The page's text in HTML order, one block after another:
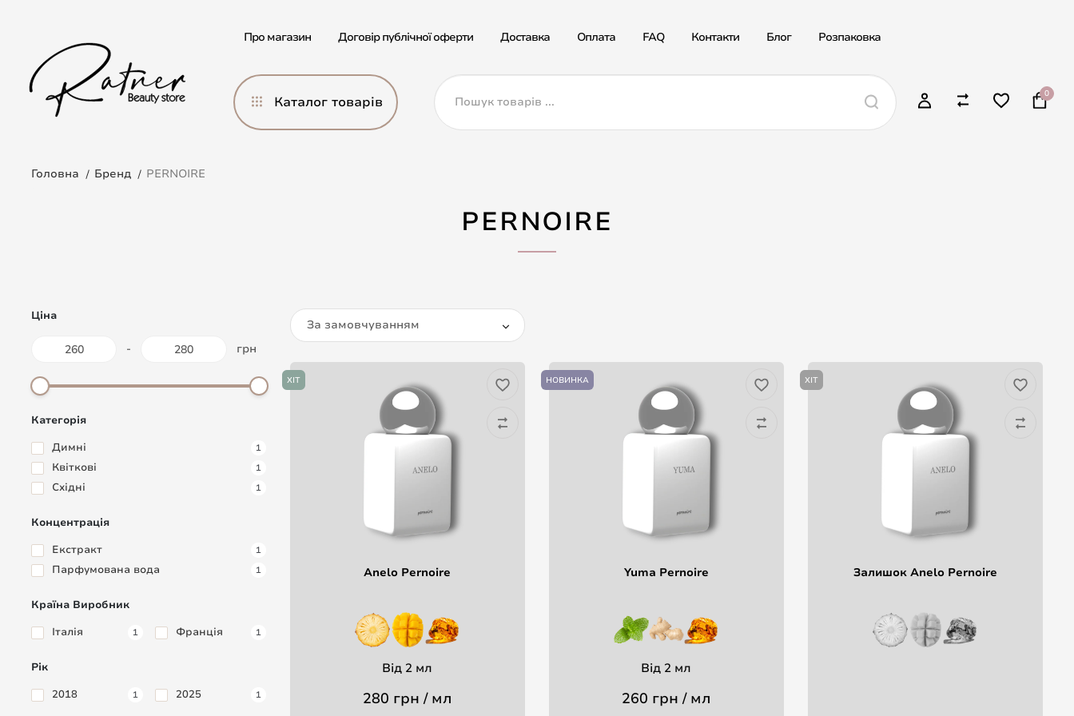
Про магазин Договір публічної оферти Доставка Оплата FAQ Контакти Блог Розпаковка
Каталог товарів 0
Головна Бренд PERNOIRE
PERNOIRE
Ціна
- грн
Категорія
Димні
1
Квіткові 1
Східні 1
Концентрація
Екстракт
1
Парфумована вода 1
Країна Виробник
Італія
1 Франція 1
Рік
2018
1 2025 1
За замовчуванням
ХІТ
Anelo Pernoire
Від 2 мл
280 грн / мл
НОВИНКА
Yuma Pernoire
Від 2 мл
260 грн / мл
ХІТ
Залишок Anelo Pernoire